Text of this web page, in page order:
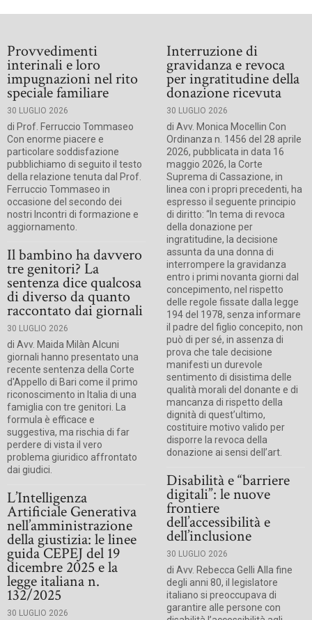
Provvedimenti
interinali e loro
impugnazioni nel rito
speciale familiare
30 LUGLIO 2026
di Prof. Ferruccio Tommaseo
Con enorme piacere e
particolare soddisfazione
pubblichiamo di seguito il testo
della relazione tenuta dal Prof.
Ferruccio Tommaseo in
occasione del secondo dei
nostri Incontri di formazione e
aggiornamento.
Il bambino ha davvero
tre genitori? La
sentenza dice qualcosa
di diverso da quanto
raccontato dai giornali
30 LUGLIO 2026
di Avv. Maida Milàn Alcuni
giornali hanno presentato una
recente sentenza della Corte
d'Appello di Bari come il primo
riconoscimento in Italia di una
famiglia con tre genitori. La
formula è efficace e
suggestiva, ma rischia di far
perdere di vista il vero
problema giuridico affrontato
dai giudici.
L’Intelligenza
Artificiale Generativa
nell’amministrazione
della giustizia: le linee
guida CEPEJ del 19
dicembre 2025 e la
legge italiana n.
132/2025
30 LUGLIO 2026
Interruzione di
gravidanza e revoca
per ingratitudine della
donazione ricevuta
30 LUGLIO 2026
di Avv. Monica Mocellin Con
Ordinanza n. 1456 del 28 aprile
2026, pubblicata in data 16
maggio 2026, la Corte
Suprema di Cassazione, in
linea con i propri precedenti, ha
espresso il seguente principio
di diritto: “In tema di revoca
della donazione per
ingratitudine, la decisione
assunta da una donna di
interrompere la gravidanza
entro i primi novanta giorni dal
concepimento, nel rispetto
delle regole fissate dalla legge
194 del 1978, senza informare
il padre del figlio concepito, non
può di per sé, in assenza di
prova che tale decisione
manifesti un durevole
sentimento di disistima delle
qualità morali del donante e di
mancanza di rispetto della
dignità di quest’ultimo,
costituire motivo valido per
disporre la revoca della
donazione ai sensi dell’art.
Disabilità e “barriere
digitali”: le nuove
frontiere
dell’accessibilità e
dell’inclusione
30 LUGLIO 2026
di Avv. Rebecca Gelli Alla fine
degli anni 80, il legislatore
italiano si preoccupava di
garantire alle persone con